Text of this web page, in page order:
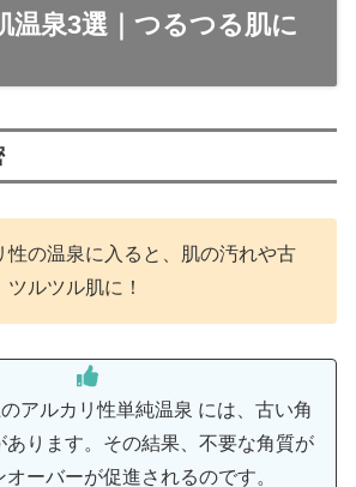
温泉3選｜つるつる肌に
性の温泉に入ると、肌の汚れや古
ルツル肌に！
アルカリ性単純温泉 には、古い角
あります。その結果、不要な角質が
ーバーが促進されるのです。